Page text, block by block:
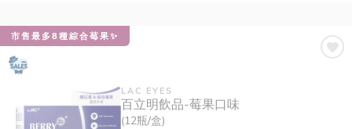
市售最多8種綜合莓果✨
LAC EYES
百立明飲品-莓果口味
(12瓶/盒)